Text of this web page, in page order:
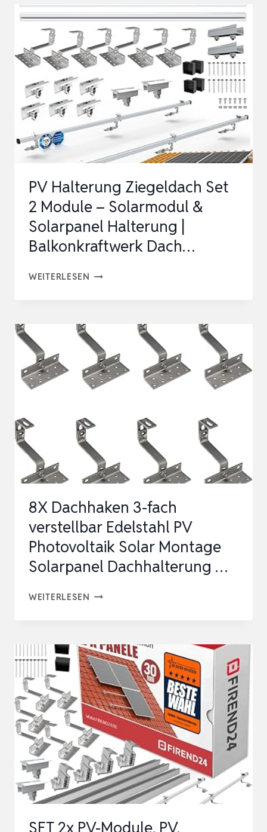
FÜR
SOLARMODULE
(30-
40
MM)
MIT
EASY-
CLICK
|
SOLAR
MONTAGESET
M…
PV Halterung Ziegeldach Set
2 Module – Solarmodul &
Solarpanel Halterung |
Balkonkraftwerk Dach…
WEITERLESEN PV
2
MODULE
–
&
SOLARPANEL
HALTERUNG
|
DACH…
8X Dachhaken 3-fach
verstellbar Edelstahl PV
Photovoltaik Solar Montage
Solarpanel Dachhalterung …
WEITERLESEN 8X
FACH
VERSTELLBAR
EDELSTAHL
PV
PHOTOVOLTAIK
SOLAR
MONTAGE
SOLARPANEL
DACHHALTERUNG
SET 2x PV-Module, PV,